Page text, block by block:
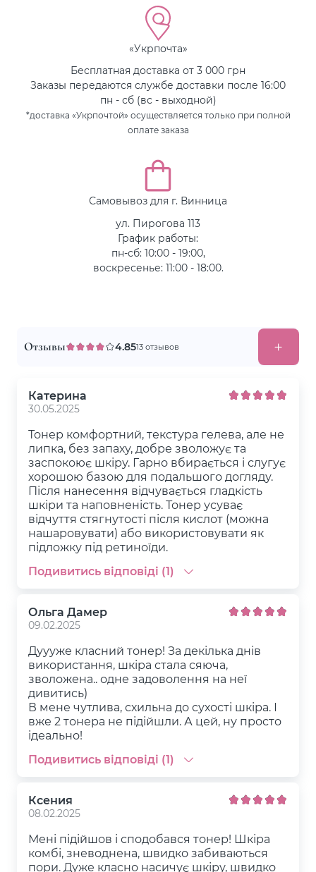
«Укрпочта»
Бесплатная доставка от 3 000 грн
Заказы передаются службе доставки после 16:00
пн - сб (вс - выходной)
*доставка «Укрпочтой» осуществляется только при полной
оплате заказа
Самовывоз для г. Винница
ул. Пирогова 113
График работы:
пн-сб: 10:00 - 19:00,
воскресенье: 11:00 - 18:00.
Отзывы 4.8513 отзывов
Катерина
30.05.2025
Тонер комфортний, текстура гелева, але не
липка, без запаху, добре зволожує та
заспокоює шкіру. Гарно вбирається і слугує
хорошою базою для подальшого догляду.
Після нанесення відчувається гладкість
шкіри та наповненість. Тонер усуває
відчуття стягнутості після кислот (можна
нашаровувати) або використовувати як
підложку під ретиноїди.
Подивитись відповіді (1)
Ольга Дамер
09.02.2025
Дуууже класний тонер! За декілька днів
використання, шкіра стала сяюча,
зволожена.. одне задоволення на неї
дивитись)
В мене чутлива, схильна до сухості шкіра. І
вже 2 тонера не підійшли. А цей, ну просто
ідеально!
Подивитись відповіді (1)
Ксения
08.02.2025
Мені підійшов і сподобався тонер! Шкіра
комбі, зневоднена, швидко забиваються
пори. Дуже класно насичує шкіру, швидко